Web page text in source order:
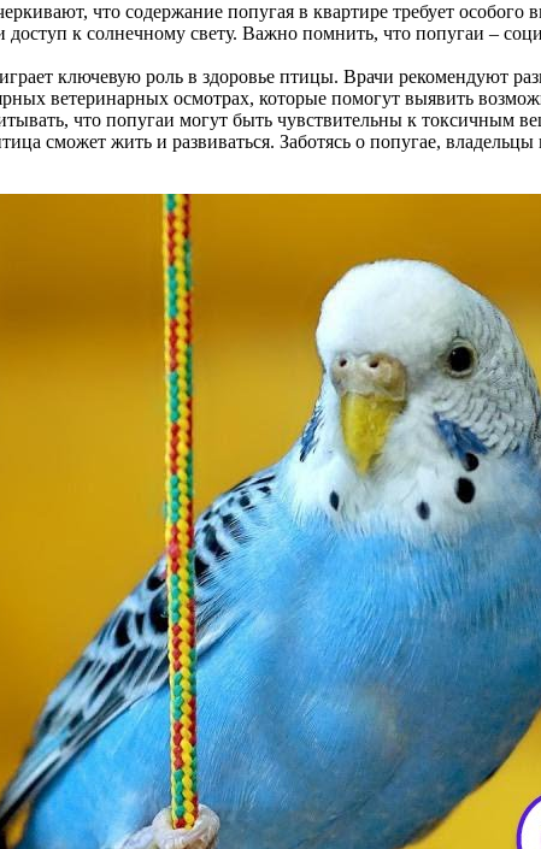
что содержание попугая в квартире требует
доступ к солнечному свету. Важно помнить, что попугаи –
ключевую роль в здоровье птицы. Врачи рекомендуют
ветеринарных осмотрах, которые помогут выявить
что попугаи могут быть чувствительны к токсичным
сможет жить и развиваться. Заботясь о попугае,